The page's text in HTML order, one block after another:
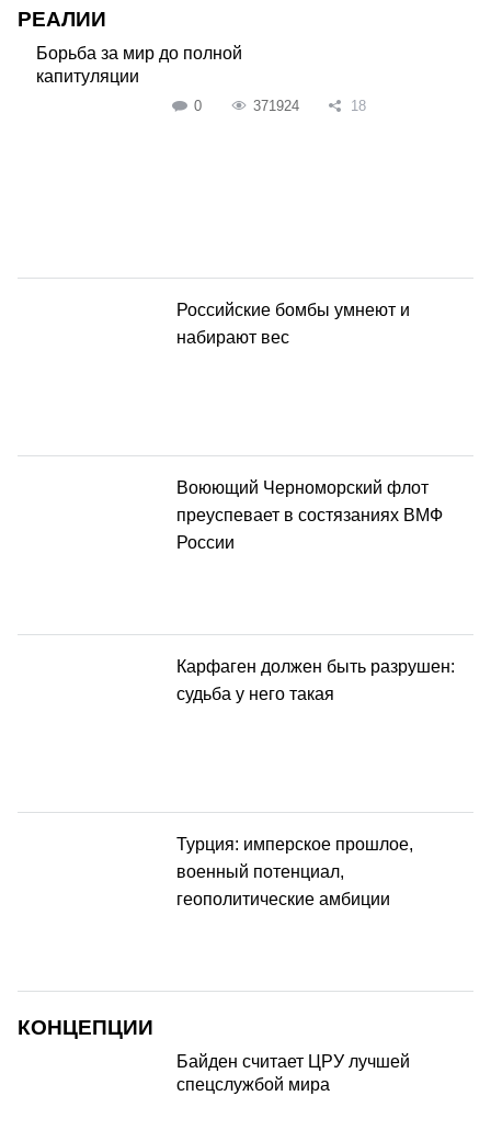
РЕАЛИИ
Борьба за мир до полной
капитуляции
0 371924 18
Российские бомбы умнеют и
набирают вес
Воюющий Черноморский флот
преуспевает в состязаниях ВМФ
России
Карфаген должен быть разрушен:
судьба у него такая
Турция: имперское прошлое,
военный потенциал,
геополитические амбиции
КОНЦЕПЦИИ
Байден считает ЦРУ лучшей
спецслужбой мира